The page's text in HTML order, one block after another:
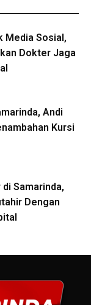
Media Sosial,
Dokter Jaga
Andi
Kursi
Samarinda,
Dengan